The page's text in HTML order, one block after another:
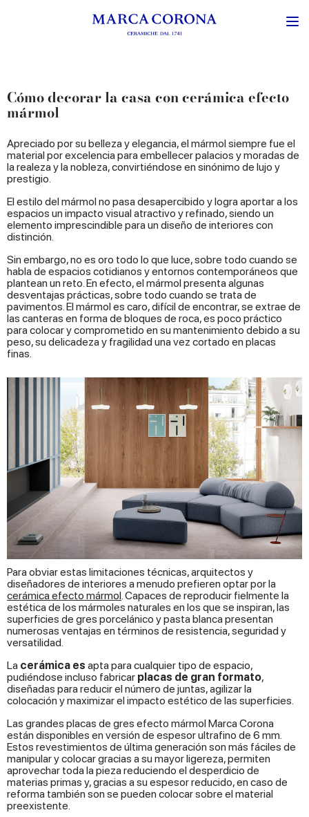
Cómo decorar la casa con cerámica efecto
mármol
Apreciado por su belleza y elegancia, el mármol siempre fue el
material por excelencia para embellecer palacios y moradas de
la realeza y la nobleza, convirtiéndose en sinónimo de lujo y
prestigio.
El estilo del mármol no pasa desapercibido y logra aportar a los
espacios un impacto visual atractivo y refinado, siendo un
elemento imprescindible para un diseño de interiores con
distinción.
Sin embargo, no es oro todo lo que luce, sobre todo cuando se
habla de espacios cotidianos y entornos contemporáneos que
plantean un reto. En efecto, el mármol presenta algunas
desventajas prácticas, sobre todo cuando se trata de
pavimentos. El mármol es caro, difícil de encontrar, se extrae de
las canteras en forma de bloques de roca, es poco práctico
para colocar y comprometido en su mantenimiento debido a su
peso, su delicadeza y fragilidad una vez cortado en placas
finas.
Para obviar estas limitaciones técnicas, arquitectos y
diseñadores de interiores a menudo prefieren optar por la
cerámica efecto mármol. Capaces de reproducir fielmente la
estética de los mármoles naturales en los que se inspiran, las
superficies de gres porcelánico y pasta blanca presentan
numerosas ventajas en términos de resistencia, seguridad y
versatilidad.
La cerámica es apta para cualquier tipo de espacio,
pudiéndose incluso fabricar placas de gran formato,
diseñadas para reducir el número de juntas, agilizar la
colocación y maximizar el impacto estético de las superficies.
Las grandes placas de gres efecto mármol Marca Corona
están disponibles en versión de espesor ultrafino de 6 mm.
Estos revestimientos de última generación son más fáciles de
manipular y colocar gracias a su mayor ligereza, permiten
aprovechar toda la pieza reduciendo el desperdicio de
materias primas y, gracias a su espesor reducido, en caso de
reforma también son se pueden colocar sobre el material
preexistente.